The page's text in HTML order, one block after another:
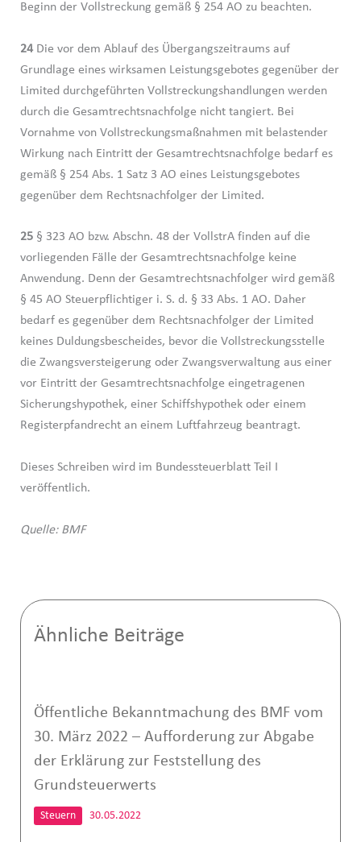
Beginn der Vollstreckung gemäß § 254 AO zu beachten.
24Die vor dem Ablauf des Übergangszeitraums auf
Grundlage eines wirksamen Leistungsgebotes gegenüber der
Limited durchgeführten Vollstreckungshandlungen werden
durch die Gesamtrechtsnachfolge nicht tangiert. Bei
Vornahme von Vollstreckungsmaßnahmen mit belastender
Wirkung nach Eintritt der Gesamtrechtsnachfolge bedarf es
gemäß § 254 Abs. 1 Satz 3 AO eines Leistungsgebotes
gegenüber dem Rechtsnachfolger der Limited.
25§ 323 AO bzw. Abschn. 48 der VollstrA finden auf die
vorliegenden Fälle der Gesamtrechtsnachfolge keine
Anwendung. Denn der Gesamtrechtsnachfolger wird gemäß
§ 45 AO Steuerpflichtiger i. S. d. § 33 Abs. 1 AO. Daher
bedarf es gegenüber dem Rechtsnachfolger der Limited
keines Duldungsbescheides, bevor die Vollstreckungsstelle
die Zwangsversteigerung oder Zwangsverwaltung aus einer
vor Eintritt der Gesamtrechtsnachfolge eingetragenen
Sicherungshypothek, einer Schiffshypothek oder einem
Registerpfandrecht an einem Luftfahrzeug beantragt.
Dieses Schreiben wird im Bundessteuerblatt Teil I
veröffentlich.
Quelle: BMF
Ähnliche Beiträge
Öffentliche Bekanntmachung des BMF vom
30. März 2022 – Aufforderung zur Abgabe
der Erklärung zur Feststellung des
Grundsteuerwerts
Steuern 30.05.2022